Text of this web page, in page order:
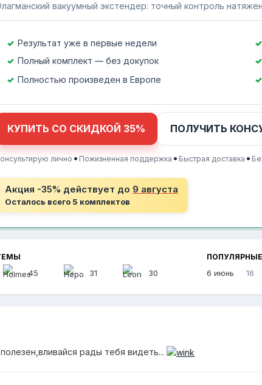
вакуумный экстендер: точный контроль
Результат уже в первые недели
Полный комплект — без докупок
Полностью произведен в Европе
КУПИТЬ СО СКИДКОЙ 35% ПОЛУЧИТЬ
лично • Пожизненная поддержка • Быстрая доставка •
Акция -35% действует до 9 августа
Осталось всего 5 комплектов
45 31 30 6 июнь 16
рады тебя видеть...